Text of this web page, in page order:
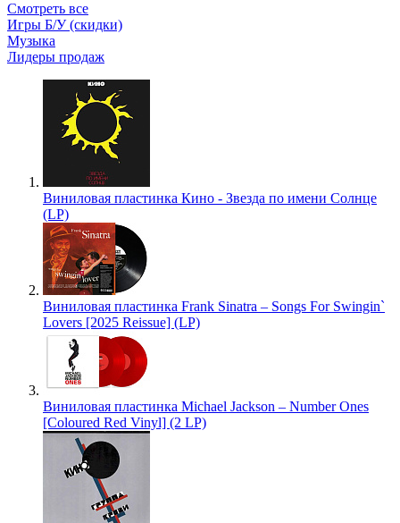
Смотреть все
Игры Б/У (скидки)
Музыка
Лидеры продаж
Виниловая пластинка Кино - Звезда по имени Солнце
(LP)
Виниловая пластинка Frank Sinatra – Songs For Swingin`
Lovers [2025 Reissue] (LP)
Виниловая пластинка Michael Jackson – Number Ones
[Coloured Red Vinyl] (2 LP)